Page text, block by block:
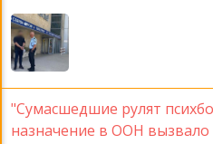
"Сумасшедшие рулят
назначение в ООН вызвало